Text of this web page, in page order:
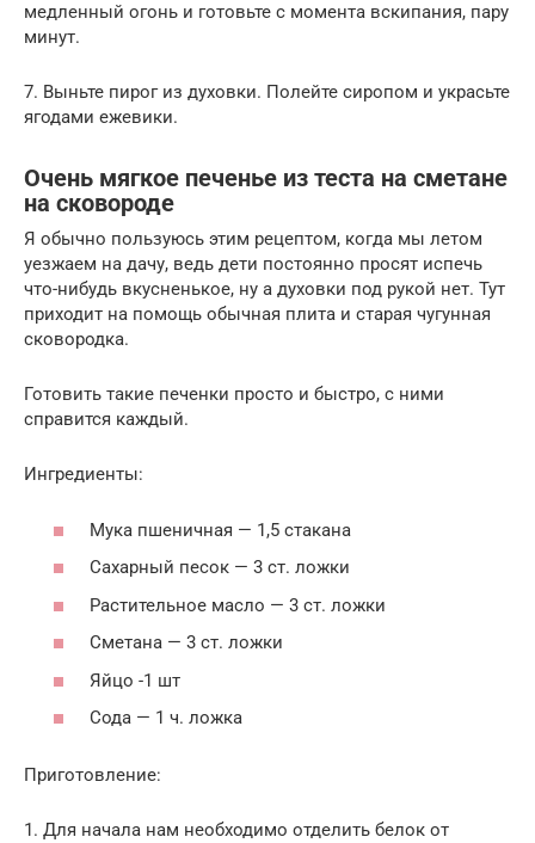
медленный огонь и готовьте с момента вскипания, пару
минут.
7. Выньте пирог из духовки. Полейте сиропом и украсьте
ягодами ежевики.
Очень мягкое печенье из теста на сметане
на сковороде
Я обычно пользуюсь этим рецептом, когда мы летом
уезжаем на дачу, ведь дети постоянно просят испечь
что-нибудь вкусненькое, ну а духовки под рукой нет. Тут
приходит на помощь обычная плита и старая чугунная
сковородка.
Готовить такие печенки просто и быстро, с ними
справится каждый.
Ингредиенты:
Мука пшеничная — 1,5 стакана
Сахарный песок — 3 ст. ложки
Растительное масло — 3 ст. ложки
Сметана — 3 ст. ложки
Яйцо -1 шт
Сода — 1 ч. ложка
Приготовление:
1. Для начала нам необходимо отделить белок от